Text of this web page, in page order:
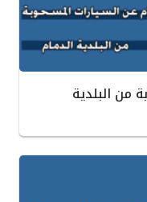
من البلدية